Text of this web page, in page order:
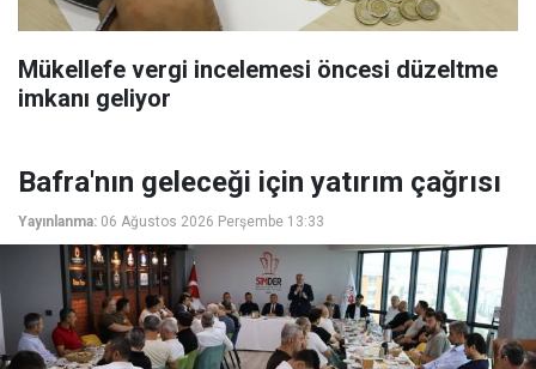
Mükellefe vergi incelemesi öncesi düzeltme
imkanı geliyor
Bafra'nın geleceği için yatırım çağrısı
Yayınlanma: 06 Ağustos 2026 Perşembe 13:33